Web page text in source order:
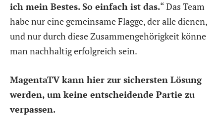
ich mein Bestes. So einfach ist das.“Das Team
habe nur eine gemeinsame Flagge, der alle dienen,
und nur durch diese Zusammengehörigkeit könne
man nachhaltig erfolgreich sein.
MagentaTV kann hier zur sichersten Lösung
werden, um keine entscheidende Partie zu
verpassen.